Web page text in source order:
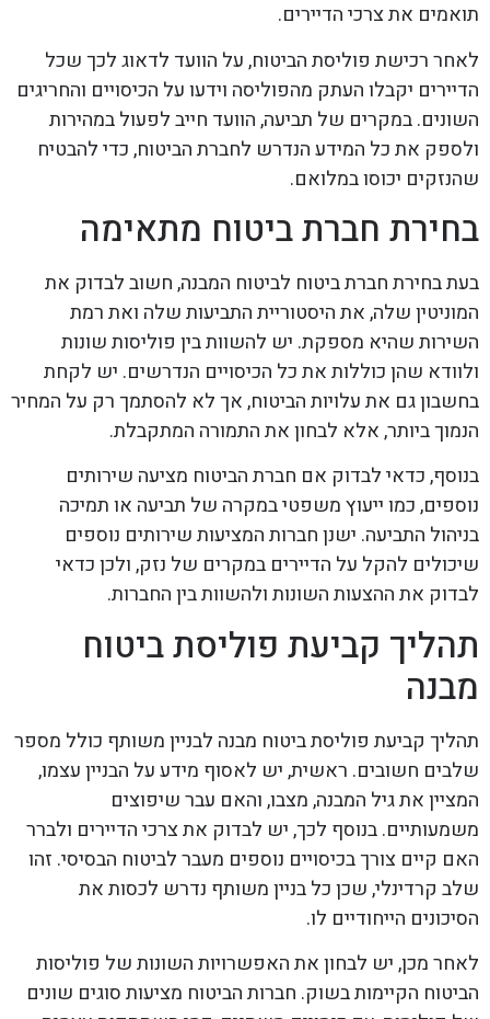
תואמים את צרכי הדיירים.
לאחר רכישת פוליסת הביטוח, על הוועד לדאוג לכך שכל
הדיירים יקבלו העתק מהפוליסה וידעו על הכיסויים והחריגים
השונים. במקרים של תביעה, הוועד חייב לפעול במהירות
ולספק את כל המידע הנדרש לחברת הביטוח, כדי להבטיח
שהנזקים יכוסו במלואם.
בחירת חברת ביטוח מתאימה
בעת בחירת חברת ביטוח לביטוח המבנה, חשוב לבדוק את
המוניטין שלה, את היסטוריית התביעות שלה ואת רמת
השירות שהיא מספקת. יש להשוות בין פוליסות שונות
ולוודא שהן כוללות את כל הכיסויים הנדרשים. יש לקחת
בחשבון גם את עלויות הביטוח, אך לא להסתמך רק על המחיר
הנמוך ביותר, אלא לבחון את התמורה המתקבלת.
בנוסף, כדאי לבדוק אם חברת הביטוח מציעה שירותים
נוספים, כמו ייעוץ משפטי במקרה של תביעה או תמיכה
בניהול התביעה. ישנן חברות המציעות שירותים נוספים
שיכולים להקל על הדיירים במקרים של נזק, ולכן כדאי
לבדוק את ההצעות השונות ולהשוות בין החברות.
תהליך קביעת פוליסת ביטוח
מבנה
תהליך קביעת פוליסת ביטוח מבנה לבניין משותף כולל מספר
שלבים חשובים. ראשית, יש לאסוף מידע על הבניין עצמו,
המציין את גיל המבנה, מצבו, והאם עבר שיפוצים
משמעותיים. בנוסף לכך, יש לבדוק את צרכי הדיירים ולברר
האם קיים צורך בכיסויים נוספים מעבר לביטוח הבסיסי. זהו
שלב קרדינלי, שכן כל בניין משותף נדרש לכסות את
הסיכונים הייחודיים לו.
לאחר מכן, יש לבחון את האפשרויות השונות של פוליסות
הביטוח הקיימות בשוק. חברות הביטוח מציעות סוגים שונים